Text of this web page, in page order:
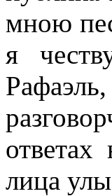
мною
я
лица